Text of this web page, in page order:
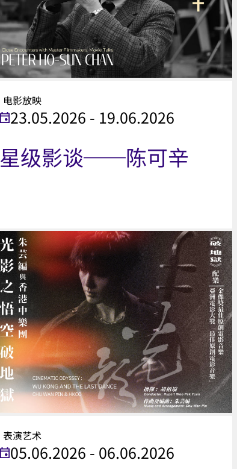
电影放映
23.05.2026 - 19.06.2026
星级影谈──陈可辛
表演艺术
05.06.2026 - 06.06.2026